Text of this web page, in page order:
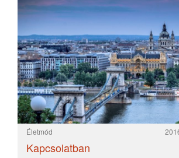
stresszben keresi.
« 1 2 »
ÉLETMÓD
Testmozgást orvosi rendelvényre
2017. Március 26.
Annak ellenére, hogy mindenki tisztában
egészséges életmódban betöltött
többsége mégsem hajlandó ezt
elméletben egyetért is vele...